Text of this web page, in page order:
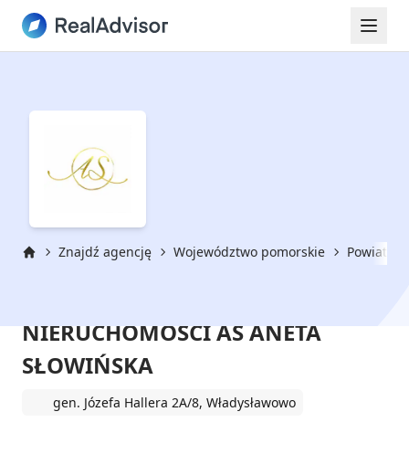
Znajdź agencję Województwo pomorskie Powiat
NIERUCHOMOŚCI AS ANETA
SŁOWIŃSKA
gen. Józefa Hallera 2A/8, Władysławowo